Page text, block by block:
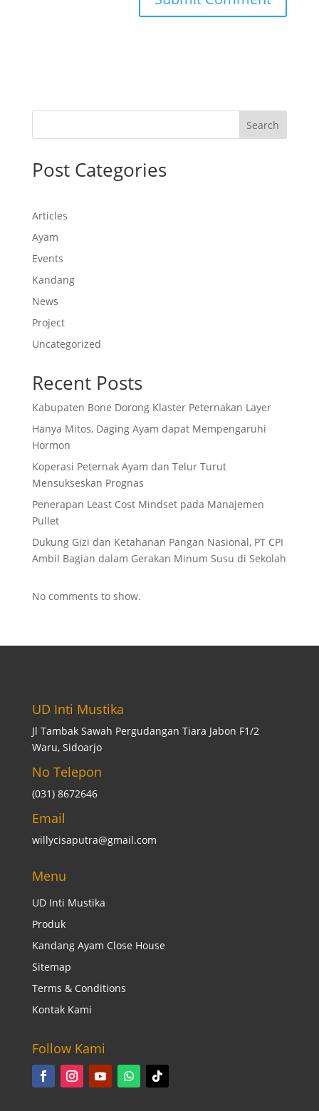
Search
Post Categories
Articles
Ayam
Events
Kandang
News
Project
Uncategorized
Recent Posts
Kabupaten Bone Dorong Klaster Peternakan Layer
Hanya Mitos, Daging Ayam dapat Mempengaruhi
Hormon
Koperasi Peternak Ayam dan Telur Turut
Mensukseskan Prognas
Penerapan Least Cost Mindset pada Manajemen
Pullet
Dukung Gizi dan Ketahanan Pangan Nasional, PT CPI
Ambil Bagian dalam Gerakan Minum Susu di Sekolah
No comments to show.
UD Inti Mustika
Jl Tambak Sawah Pergudangan Tiara Jabon F1/2
Waru, Sidoarjo
No Telepon
(031) 8672646
Email
willycisaputra@gmail.com
Menu
UD Inti Mustika
Produk
Kandang Ayam Close House
Sitemap
Terms & Conditions
Kontak Kami
Follow Kami